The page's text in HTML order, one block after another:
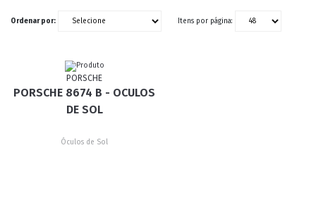
Ordenar por: Itens por página:
PORSCHE
PORSCHE 8674 B - OCULOS
DE SOL
Óculos de Sol